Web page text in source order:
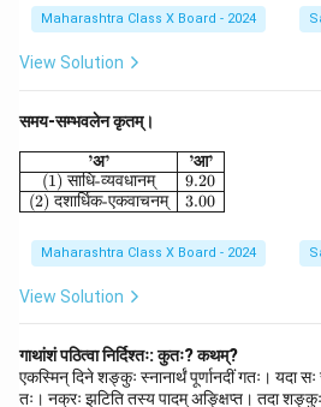
Maharashtra Class X Board - 2024
View Solution
समय-सम्भवलेन कृतम्।
\begin{array}{|c|c|}
’अ’
(1) साधि-व्यवधानम्
(2) दशार्धिक-एकवाचनम्
’आ’
9.20
3.00
Maharashtra Class X Board - 2024
View Solution
गाथांशं पठित्वा निर्दिश्तः: कुतः? कथम्?
एकस्मिन् दिने शङ्कुः स्नानार्थं पूर्णानदीं गतः। यदा
तः। नक्रः झटिति तस्य पादम् अङ्क्षिप्त। तदा